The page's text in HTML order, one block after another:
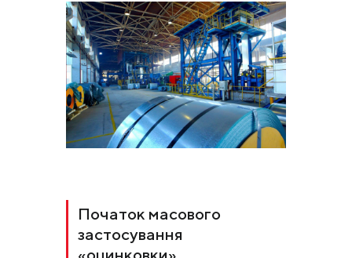
Початок масового
застосування